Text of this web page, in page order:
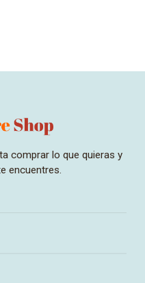
comprar lo que quieras y
encuentres.